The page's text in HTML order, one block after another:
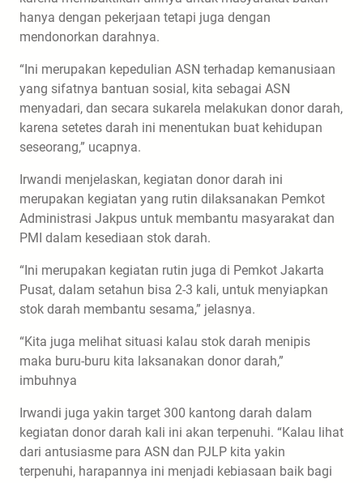
hanya dengan pekerjaan tetapi juga dengan
mendonorkan darahnya.
“Ini merupakan kepedulian ASN terhadap kemanusiaan
yang sifatnya bantuan sosial, kita sebagai ASN
menyadari, dan secara sukarela melakukan donor darah,
karena setetes darah ini menentukan buat kehidupan
seseorang,” ucapnya.
Irwandi menjelaskan, kegiatan donor darah ini
merupakan kegiatan yang rutin dilaksanakan Pemkot
Administrasi Jakpus untuk membantu masyarakat dan
PMI dalam kesediaan stok darah.
“Ini merupakan kegiatan rutin juga di Pemkot Jakarta
Pusat, dalam setahun bisa 2-3 kali, untuk menyiapkan
stok darah membantu sesama,” jelasnya.
“Kita juga melihat situasi kalau stok darah menipis
maka buru-buru kita laksanakan donor darah,”
imbuhnya
Irwandi juga yakin target 300 kantong darah dalam
kegiatan donor darah kali ini akan terpenuhi. “Kalau lihat
dari antusiasme para ASN dan PJLP kita yakin
terpenuhi, harapannya ini menjadi kebiasaan baik bagi